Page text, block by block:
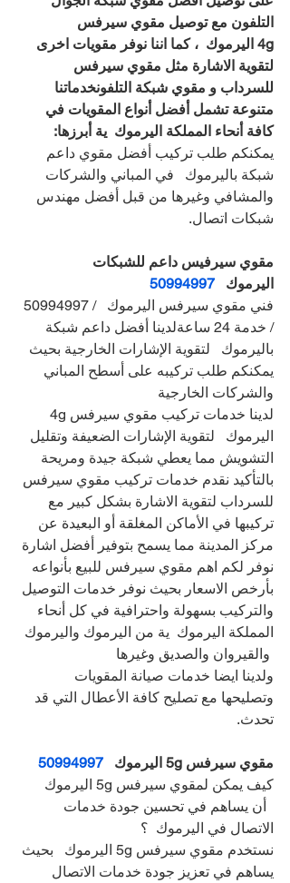
التلفون مع توصيل مقوي سيرفس
4g اليرموك  ، كما اننا نوفر مقويات اخرى
لتقوية الاشارة مثل مقوي سيرفس
للسرداب و مقوي شبكة التلفونخدماتنا
متنوعة تشمل أفضل أنواع المقويات في
كافة أنحاء المملكة اليرموك  ية أبرزها:
يمكنكم طلب تركيب أفضل مقوي داعم
شبكة باليرموك   في المباني والشركات
والمشافي وغيرها من قبل أفضل مهندس
شبكات اتصال.
مقوي سيرفيس داعم للشبكات
اليرموك 50994997
/ خدمة 24 ساعةلدينا أفضل داعم شبكة
باليرموك   لتقوية الإشارات الخارجية بحيث
يمكنكم طلب تركيبه على أسطح المباني
والشركات الخارجية
اليرموك   لتقوية الإشارات الضعيفة وتقليل
التشويش مما يعطي شبكة جيدة ومريحة
بالتأكيد نقدم خدمات تركيب مقوي سيرفس
للسرداب لتقوية الاشارة بشكل كبير مع
تركيبها في الأماكن المغلقة أو البعيدة عن
مركز المدينة مما يسمح بتوفير أفضل اشارة
نوفر لكم اهم مقوي سيرفس للبيع بأنواعه
بأرخص الاسعار بحيث نوفر خدمات التوصيل
والتركيب بسهولة واحترافية في كل أنحاء
المملكة اليرموك  ية من اليرموك واليرموك
والقيروان والصديق وغيرها
ولدينا ايضا خدمات صيانة المقويات
وتصليحها مع تصليح كافة الأعطال التي قد
تحدث.
مقوي سيرفس 5g اليرموك
50994997
كيف يمكن لمقوي سيرفس 5g اليرموك
أن يساهم في تحسين جودة خدمات
الاتصال في اليرموك  ؟
نستخدم مقوي سيرفس 5g اليرموك   بحيث
يساهم في تعزيز جودة خدمات الاتصال